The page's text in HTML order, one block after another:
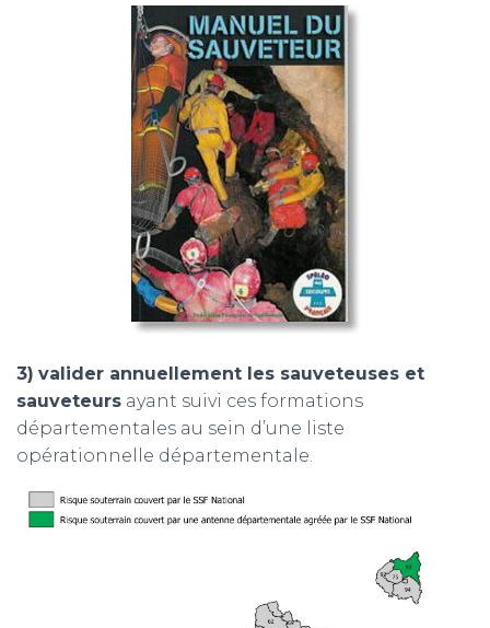
3) valider annuellement les sauveteuses et
sauveteurs ayant suivi ces formations
départementales au sein d’une liste
opérationnelle départementale.